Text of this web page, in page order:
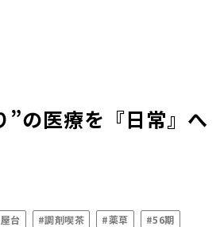
の医療を『日常』へ
台 #調剤喫茶 #薬草 #56期